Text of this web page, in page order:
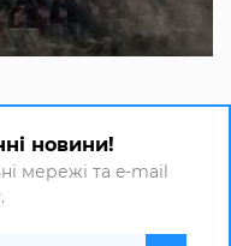
новини!
мережі та e-mail